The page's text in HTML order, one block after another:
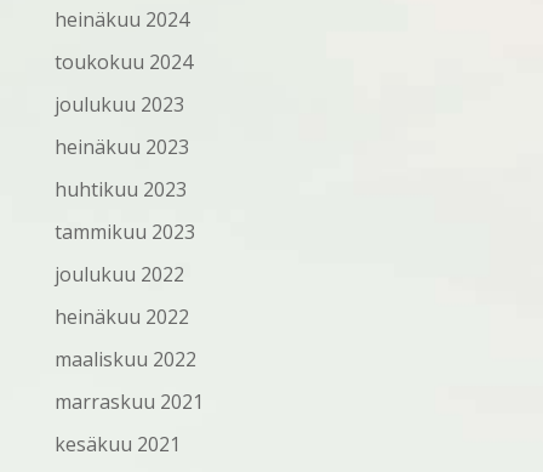
heinäkuu 2024
toukokuu 2024
joulukuu 2023
heinäkuu 2023
huhtikuu 2023
tammikuu 2023
joulukuu 2022
heinäkuu 2022
maaliskuu 2022
marraskuu 2021
kesäkuu 2021